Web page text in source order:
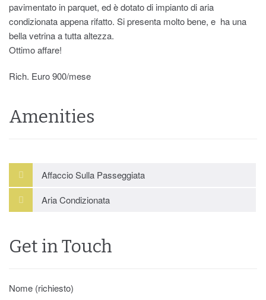
pavimentato in parquet, ed è dotato di impianto di aria
condizionata appena rifatto. Si presenta molto bene, e ha una
bella vetrina a tutta altezza.
Ottimo affare!
Rich. Euro 900/mese
Amenities
Affaccio Sulla Passeggiata
Aria Condizionata
Get in Touch
Nome (richiesto)